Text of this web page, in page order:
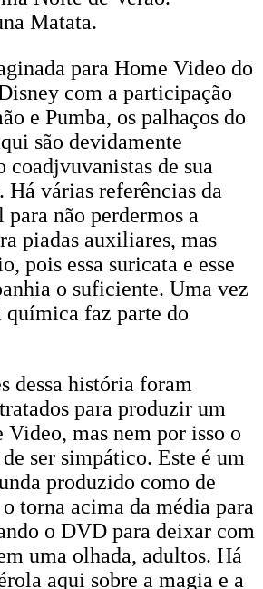
Matata.
para Home Video do
com a participação
e Pumba, os palhaços do
são devidamente
coadjvuvanistas de sua
Há várias referências da
não perdermos a
piadas auxiliares, mas
pois essa suricata e esse
o suficiente. Uma vez
química faz parte do
dessa história foram
para produzir um
Video, mas nem por isso o
ser simpático. Este é um
produzido como de
torna acima da média para
o DVD para deixar com
uma olhada, adultos. Há
aqui sobre a magia e a